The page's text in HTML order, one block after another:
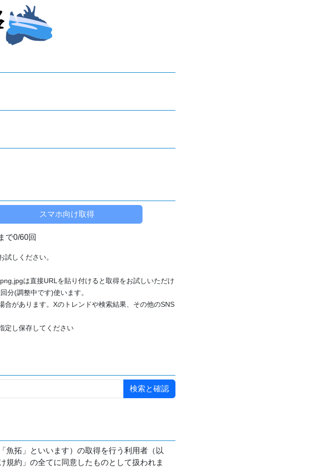
で0/60回
しください。
は直接URLを貼り付けると取得をお試しいただけ
分(調整中です)使います。
があります。Xのトレンドや検索結果、その他のSNS
定し保存してください
魚拓」といいます）の取得を行う利用者（以
規約」の全てに同意したものとして扱われま